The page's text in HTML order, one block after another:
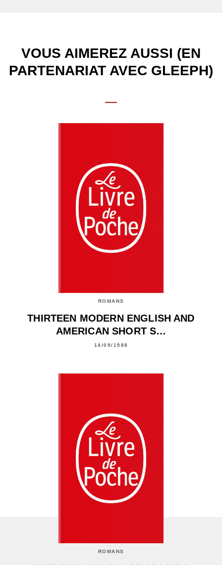
VOUS AIMEREZ AUSSI (EN
PARTENARIAT AVEC GLEEPH)
ROMANS
THIRTEEN MODERN ENGLISH AND
AMERICAN SHORT S…
14/09/1988
ROMANS